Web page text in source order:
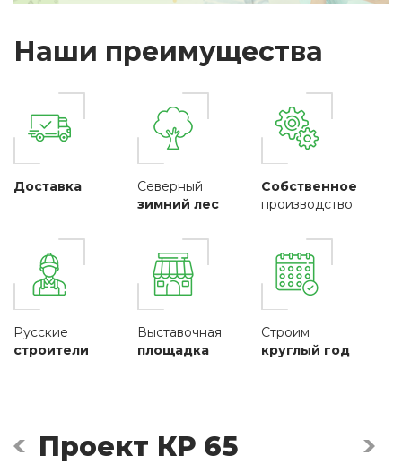
Наши преимущества
Доставка
Северный
зимний лес
Собственное
производство
Русские
строители
Выставочная
площадка
Строим
круглый год
Проект КР 65